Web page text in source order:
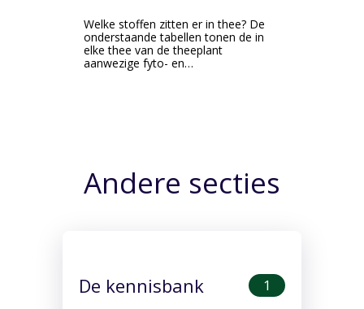
Welke stoffen zitten er in thee? De
onderstaande tabellen tonen de in
elke thee van de theeplant
aanwezige fyto- en…
Andere secties
De kennisbank 1